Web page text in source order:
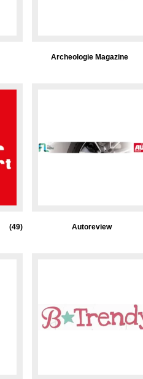
Archeologie Magazine
(49) Autoreview